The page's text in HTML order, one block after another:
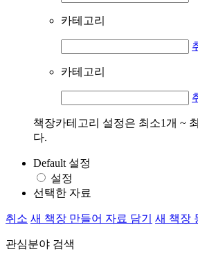
카테고리
카테고리
책장카테고리 설정은 최소1개 ~
다.
Default 설정
설정
선택한 자료
취소 새 책장 만들어 자료 담기 새 책장
관심분야 검색